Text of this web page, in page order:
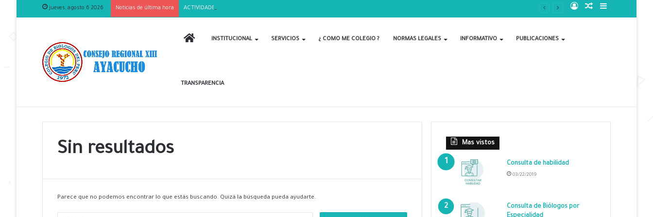
jueves, agosto 6 2026 Noticias de última hora ACTIVIDADES POR EL DÍA DEL BIOLOGO Barra
Publicación
Acceso
INICIO INSTITUCIONAL SERVICIOS ¿ COMO ME COLEGIO ? NORMAS LEGALES INFORMATIVO PUBLICACIONES
TRANSPARENCIA
Sin resultados
Parece que no podemos encontrar lo que estás buscando. Quizá la búsqueda pueda ayudarte.
Mas vistos
Consulta de habilidad
03/22/2019
Consulta de Biólogos por